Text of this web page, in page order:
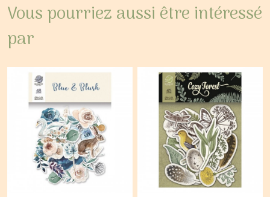
Vous pourriez aussi être intéressé
par